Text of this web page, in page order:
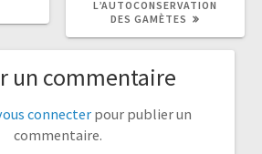
L’AUTOCONSERVATION
DES GAMÈTES
un commentaire
connecter pour publier un
commentaire.